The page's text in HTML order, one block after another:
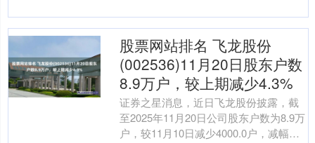
股票网站排名 飞龙股份
(002536)11月20日股东户数
8.9万户，较上期减少4.3%
证券之星消息，近日飞龙股份披露，截
至2025年11月20日公司股东户数为8.9万
户，较11月10日减少4000.0户，减幅为